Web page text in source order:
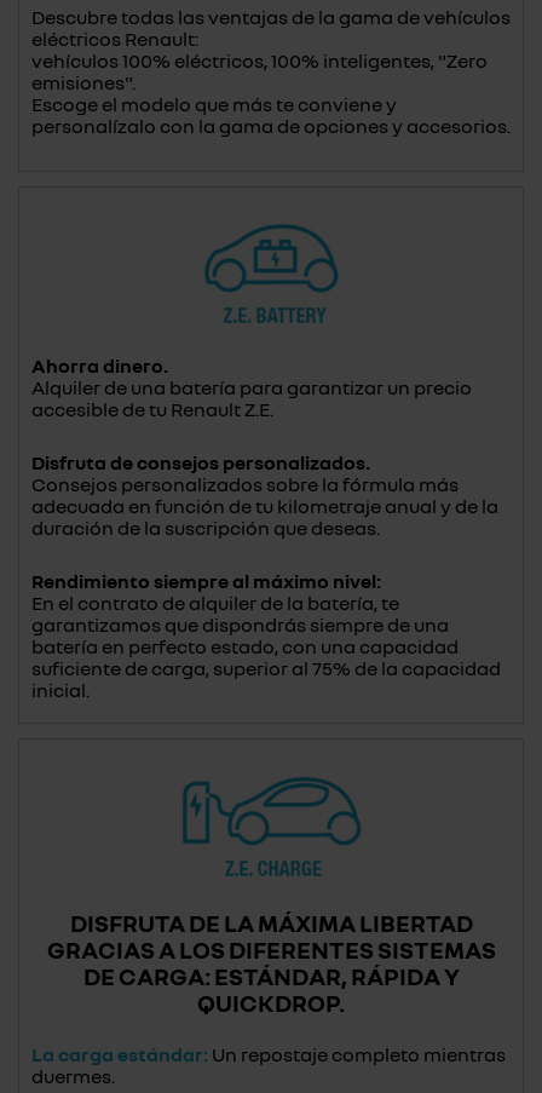
Descubre todas las ventajas de la gama de vehículos
eléctricos Renault:
vehículos 100% eléctricos, 100% inteligentes, "Zero
emisiones".
Escoge el modelo que más te conviene y
personalízalo con la gama de opciones y accesorios.
Ahorra dinero.
Alquiler de una batería para garantizar un precio
accesible de tu Renault Z.E.
Disfruta de consejos personalizados.
Consejos personalizados sobre la fórmula más
adecuada en función de tu kilometraje anual y de la
duración de la suscripción que deseas.
Rendimiento siempre al máximo nivel:
En el contrato de alquiler de la batería, te
garantizamos que dispondrás siempre de una
batería en perfecto estado, con una capacidad
suficiente de carga, superior al 75% de la capacidad
inicial.
DISFRUTA DE LA MÁXIMA LIBERTAD
GRACIAS A LOS DIFERENTES SISTEMAS
DE CARGA: ESTÁNDAR, RÁPIDA Y
QUICKDROP.
La carga estándar: Un repostaje completo mientras
duermes.